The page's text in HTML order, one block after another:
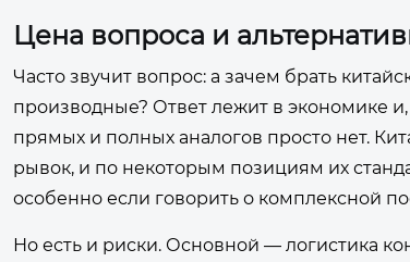
Цена вопроса и
Часто звучит вопрос: а зачем брать
производные? Ответ лежит в экономике
прямых и полных аналогов просто нет.
рывок, и по некоторым позициям их
особенно если говорить о комплексной
Но есть и риски. Основной — логистика